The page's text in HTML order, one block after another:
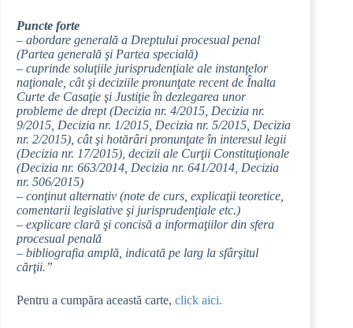
Puncte forte
– abordare generală a Dreptului procesual penal
(Partea generală şi Partea specială)
– cuprinde soluţiile jurisprudenţiale ale instanţelor
naţionale, cât şi deciziile pronunţate recent de Înalta
Curte de Casaţie şi Justiţie în dezlegarea unor
probleme de drept (Decizia nr. 4/2015, Decizia nr.
9/2015, Decizia nr. 1/2015, Decizia nr. 5/2015, Decizia
nr. 2/2015), cât şi hotărâri pronunţate în interesul legii
(Decizia nr. 17/2015), decizii ale Curţii Constituţionale
(Decizia nr. 663/2014, Decizia nr. 641/2014, Decizia
nr. 506/2015)
– conţinut alternativ (note de curs, explicaţii teoretice,
comentarii legislative şi jurisprudenţiale etc.)
– explicare clară şi concisă a informaţiilor din sfera
procesual penală
– bibliografia amplă, indicată pe larg la sfârşitul
cărţii.”
Pentru a cumpăra această carte, click aici.